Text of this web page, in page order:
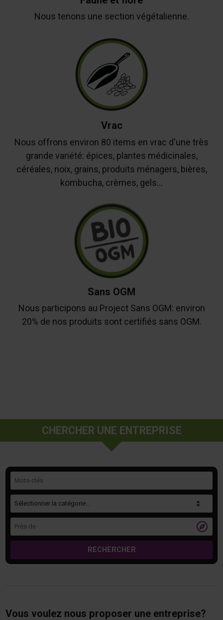
Nous tenons une section végétalienne.
Vrac
Nous offrons environ 80 items en vrac d'une très
grande variété: épices, plantes médicinales,
céréales, noix, grains, produits ménagers, bières,
kombucha, crèmes, gels...
Sans OGM
Nous participons au Project Sans OGM: environ
20% de nos produits sont certifiés sans OGM.
CHERCHER UNE ENTREPRISE

RECHERCHER
Vous voulez nous proposer une entreprise?